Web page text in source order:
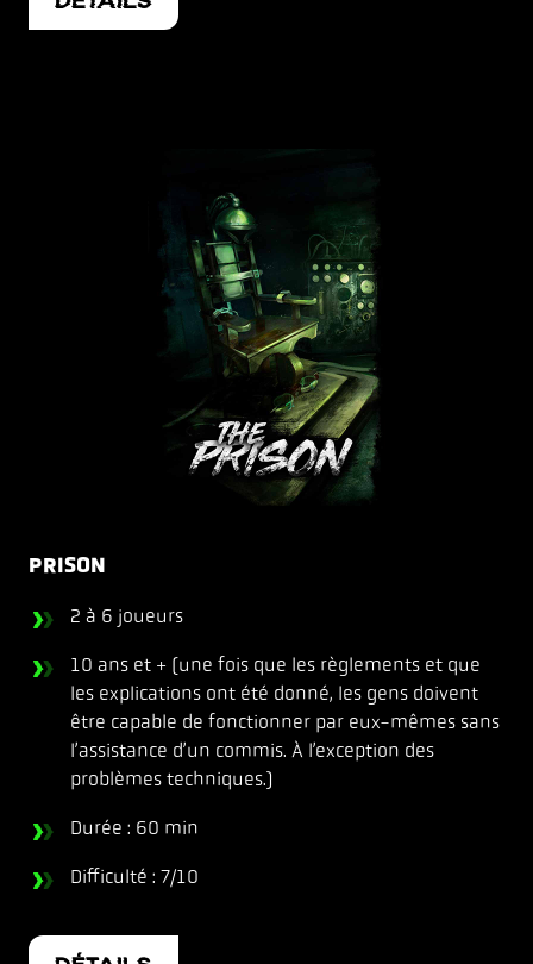
PRISON
2 à 6 joueurs
10 ans et + (une fois que les règlements et que
les explications ont été donné, les gens doivent
être capable de fonctionner par eux-mêmes sans
l’assistance d’un commis. À l’exception des
problèmes techniques.)
Durée : 60 min
Difficulté : 7/10